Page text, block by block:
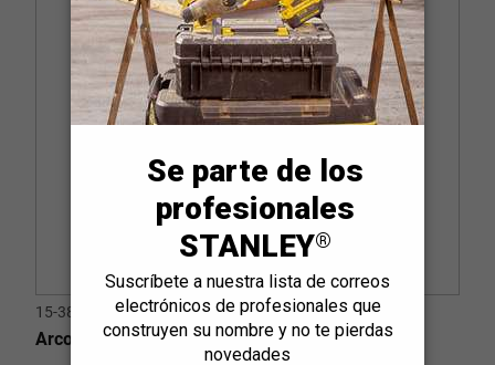
15-384
Arcos de Talar 24" (610 mm)